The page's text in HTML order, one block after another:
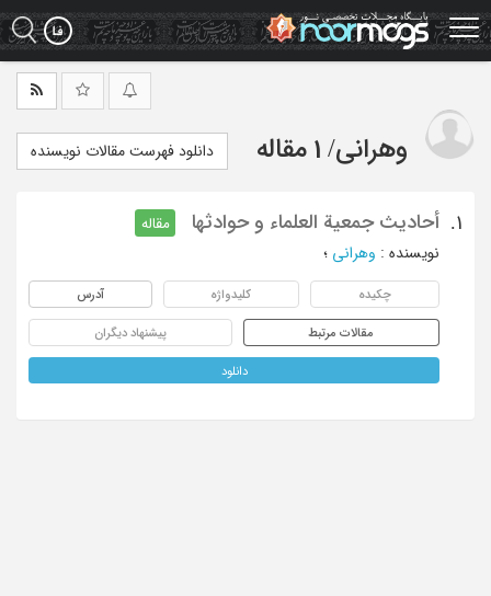
Skip
to
main
وهرانی/ 1 مقاله دانلود فهرست مقالات نویسنده
1. أحادیث جمعیة العلماء و حوادثها
مقاله
نویسنده : وهرانی ؛
چکیده کلیدواژه آدرس
مقالات مرتبط پیشنهاد دیگران
دانلود